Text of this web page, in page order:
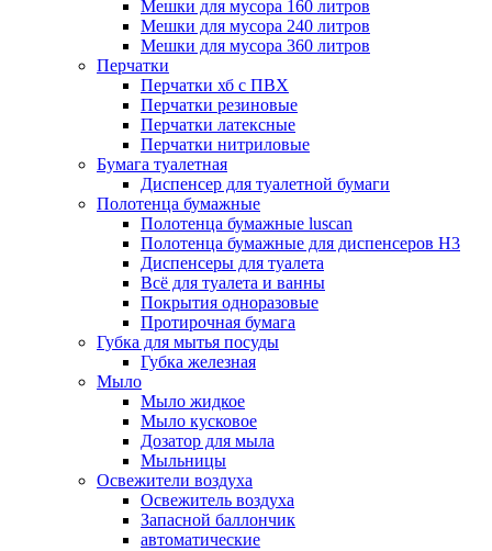
Мешки для мусора 160 литров
Мешки для мусора 240 литров
Мешки для мусора 360 литров
Перчатки
Перчатки хб с ПВХ
Перчатки резиновые
Перчатки латексные
Перчатки нитриловые
Бумага туалетная
Диспенсер для туалетной бумаги
Полотенца бумажные
Полотенца бумажные luscan
Полотенца бумажные для диспенсеров H3
Диспенсеры для туалета
Всё для туалета и ванны
Покрытия одноразовые
Протирочная бумага
Губка для мытья посуды
Губка железная
Мыло
Мыло жидкое
Мыло кусковое
Дозатор для мыла
Мыльницы
Освежители воздуха
Освежитель воздуха
Запасной баллончик
автоматические